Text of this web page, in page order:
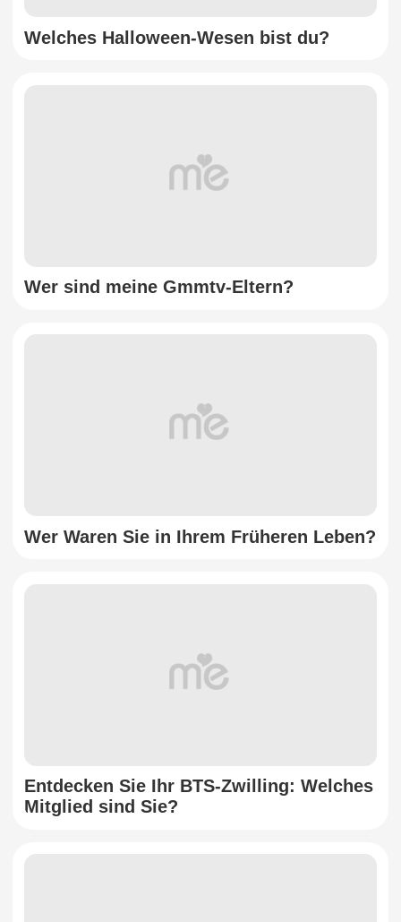
Welches Halloween-Wesen bist du?
Wer sind meine Gmmtv-Eltern?
Wer Waren Sie in Ihrem Früheren Leben?
Entdecken Sie Ihr BTS-Zwilling: Welches
Mitglied sind Sie?